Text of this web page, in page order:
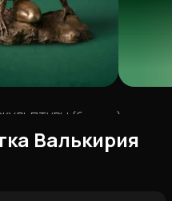
(бронза)
Валькирия